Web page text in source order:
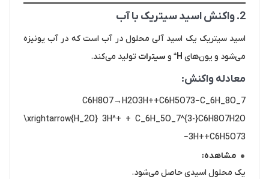
2. واکنش اسید سیتریک با آب
اسید سیتریک یک اسید آلی محلول در آب است که در آب یونیزه
می‌شود و یون‌های H⁺ و سیترات تولید می‌کند.
معادله واکنش:
C6H8O7→H2O3H++C6H5O73−C_6H_8O_7
\xrightarrow{H_2O} 3H^+ + C_6H_5O_7^{3-}C6​H8​O7​H2​O​
3H++C6​H5​O73−​
مشاهده:
یک محلول اسیدی حاصل می‌شود.